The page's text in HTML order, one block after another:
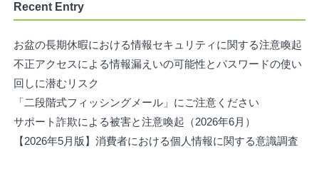
Recent Entry
お盆の長期休暇における情報セキュリティに関する注意喚起
不正アクセスによる情報漏えいの可能性とパスワードの使い
回しに潜むリスク
「二段階式フィッシングメール」にご注意ください
サポート詐欺による被害と注意喚起（2026年6月）
【2026年5月版】消費者における個人情報に関する意識調査